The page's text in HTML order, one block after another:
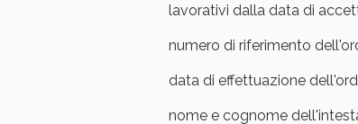
lavorativi dalla data di
numero di riferimento
data di effettuazione
nome e cognome